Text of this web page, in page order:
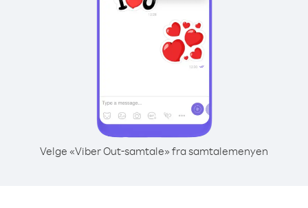
Velge «Viber Out-samtale» fra samtalemenyen